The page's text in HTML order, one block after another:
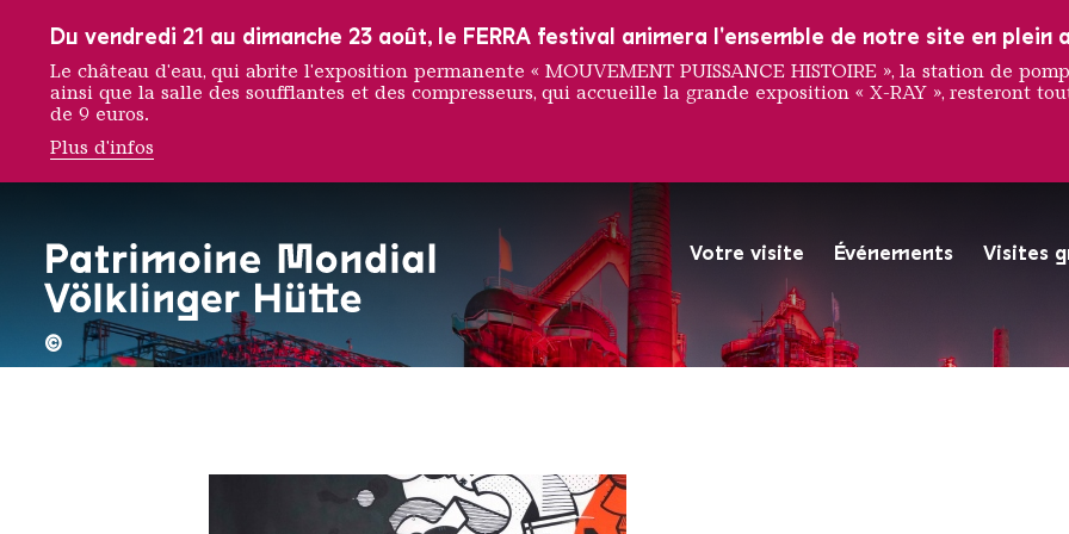
Votre visite Événements Visites
Mambo
La Völklinger Hütte
Copyright: Weltkulturerbe
©
Du vendredi 21 au dimanche 23 août, le FERRA festival animera l'ensemble de notre site en plein
Le château d'eau, qui abrite l'exposition permanente « MOUVEMENT PUISSANCE HISTOIRE », la station de
ainsi que la salle des soufflantes et des compresseurs, qui accueille la grande exposition « X-RAY », resteront
de 9 euros.
Plus d'infos